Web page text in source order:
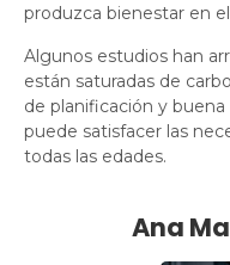
produzca bienestar en
Algunos estudios han
están saturadas de
de planificación y
puede satisfacer las
todas las edades.
Ana